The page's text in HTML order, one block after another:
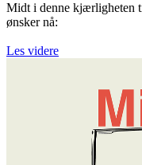
Midt i denne kjærligheten
ønsker nå:
Les videre